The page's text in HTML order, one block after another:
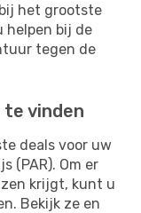
het grootste
helpen bij de
tegen de
te vinden
deals voor uw
(PAR). Om er
krijgt, kunt u
Bekijk ze en